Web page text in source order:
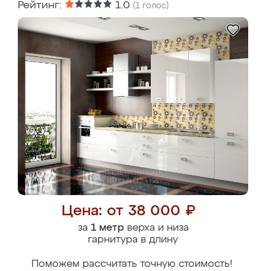
Рейтинг: 1.0 (1 голос)
Цена: от 38 000 ₽
за 1 метрверха и низа
гарнитура в длину
Поможем рассчитать точную стоимость!